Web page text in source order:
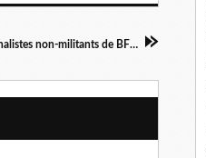
Hommage aux journalistes non-militants de BFMTV et LCI